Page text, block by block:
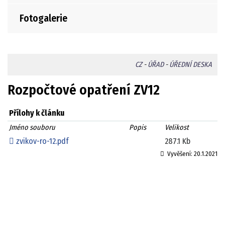
Fotogalerie
CZ-ÚŘAD-ÚŘEDNÍ DESKA
Rozpočtové opatření ZV12
Přílohy k článku
Jméno souboru Popis Velikost
zvikov-ro-12.pdf 287.1 Kb
Vyvěšení: 20.1.2021